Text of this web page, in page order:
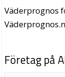
Väderprognos
Företag på